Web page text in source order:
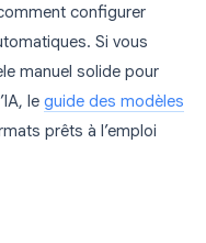
configurer
Si vous
manuel solide pour
le guide des modèles
prêts à l’emploi